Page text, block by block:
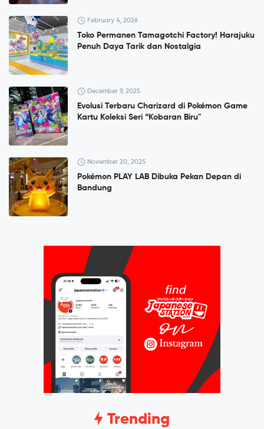
February 4, 2026
Toko Permanen Tamagotchi Factory! Harajuku
Penuh Daya Tarik dan Nostalgia
December 9, 2025
Evolusi Terbaru Charizard di Pokémon Game
Kartu Koleksi Seri “Kobaran Biru"
November 20, 2025
Pokémon PLAY LAB Dibuka Pekan Depan di
Bandung
Trending